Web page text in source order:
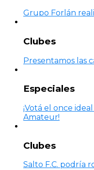
Grupo Forlán
Clubes
Presentamos las
Especiales
¡Votá el once
Amateur!
Clubes
Salto F.C. podría